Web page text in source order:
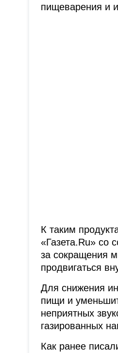
пищеварения и
К таким
«Газета.Ru» со
за сокращения
продвигаться
Для снижения
пищи и
неприятных
газированных
Как ранее